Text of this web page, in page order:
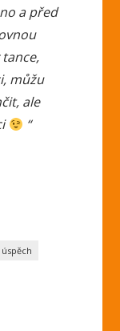
a před
můžu
ale
“
úspěch